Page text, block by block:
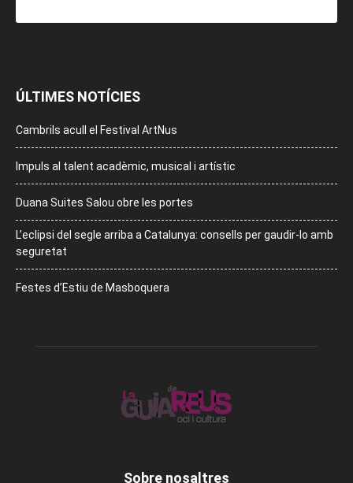
ÚLTIMES NOTÍCIES
Cambrils acull el Festival ArtNus
Impuls al talent acadèmic, musical i artístic
Duana Suites Salou obre les portes
L’eclipsi del segle arriba a Catalunya: consells per gaudir-lo amb
seguretat
Festes d’Estiu de Masboquera
Sobre nosaltres